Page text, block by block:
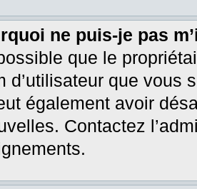
ne puis-je pas
que le
d’utilisateur que vous
également avoir
Contactez